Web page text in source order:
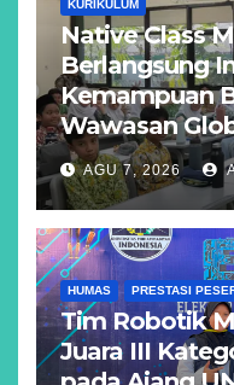
KURIKULUM
Native Class
Berlangsung
Kemampuan
Wawasan
AGU 7, 2026
HUMAS PRESTASI
Tim Robotik
Juara III